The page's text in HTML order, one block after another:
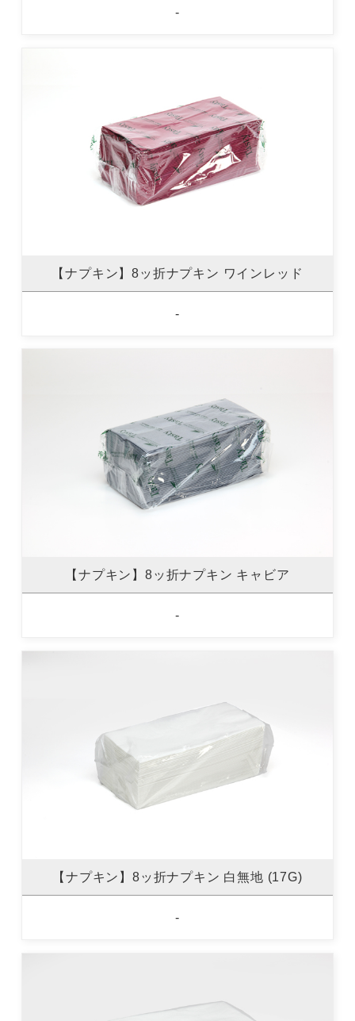
-
【ナプキン】8ッ折ナプキン ワインレッド
-
【ナプキン】8ッ折ナプキン キャビア
-
【ナプキン】8ッ折ナプキン 白無地 (17G)
-